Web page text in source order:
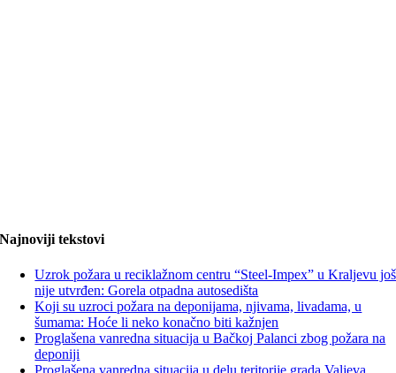
Najnoviji tekstovi
Uzrok požara u reciklažnom centru “Steel-Impex” u Kraljevu još
nije utvrđen: Gorela otpadna autosedišta
Koji su uzroci požara na deponijama, njivama, livadama, u
šumama: Hoće li neko konačno biti kažnjen
Proglašena vanredna situacija u Bačkoj Palanci zbog požara na
deponiji
Proglašena vanredna situacija u delu teritorije grada Valjeva